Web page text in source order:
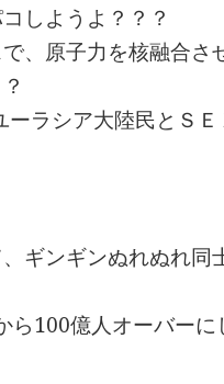
しようよ？？？
、原子力を核融合さ
ラシア大陸民とＳ
ギンギンぬれぬれ同
100億人オーバーに